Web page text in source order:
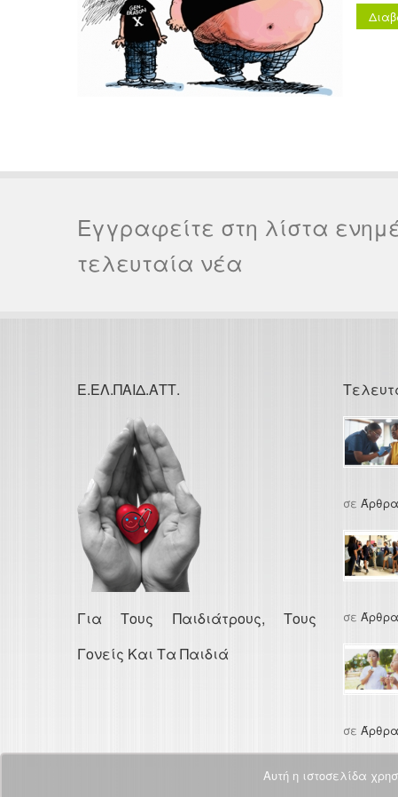
Εγγραφείτε στη λίστα
τελευταία νέα
Ε.ΕΛ.ΠΑΙΔ.ΑΤΤ.
Για Τους Παιδιάτρους, Τους
Γονείς Και Τα Παιδιά
σε
σε
σε
Αυτή η ιστοσελίδα